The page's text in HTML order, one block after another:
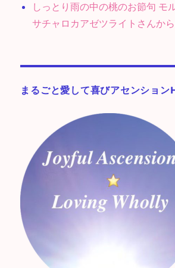
しっとり雨の中の桃のお節句 モ
サチャロカアゼツライトさんか
まるごと愛して喜びアセンション